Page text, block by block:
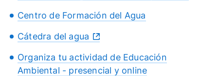
Centro de Formación del Agua
Cátedra del agua
Organiza tu actividad de Educación
Ambiental - presencial y online